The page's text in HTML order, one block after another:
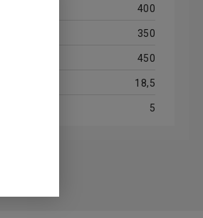
400
350
450
18,5
5